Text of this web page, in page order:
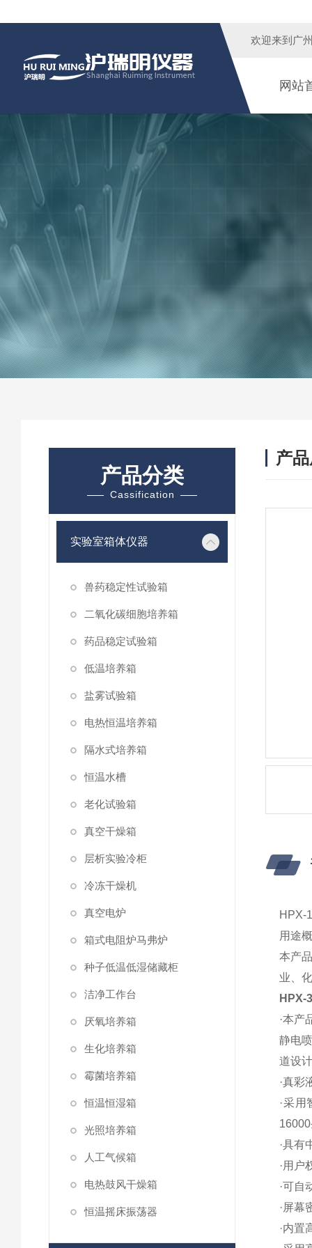
欢迎来到广
网站
产品分类
Cassification
实验室箱体仪器
兽药稳定性试验箱
二氧化碳细胞培养箱
药品稳定试验箱
低温培养箱
盐雾试验箱
电热恒温培养箱
隔水式培养箱
恒温水槽
老化试验箱
真空干燥箱
层析实验冷柜
冷冻干燥机
真空电炉
箱式电阻炉马弗炉
种子低温低湿储藏柜
洁净工作台
厌氧培养箱
生化培养箱
霉菌培养箱
恒温恒湿箱
光照培养箱
人工气候箱
电热鼓风干燥箱
恒温摇床振荡器
产
HPX-
用途
本产
业、
HPX-
·本产
静电
道设
·真彩
·采
·具有
·用户
·可自
·屏幕
·内置